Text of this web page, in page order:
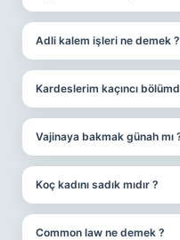
Adli kalem işleri ne demek ?
Kardeslerim kaçıncı
Vajinaya bakmak günah mı
Koç kadını sadık mıdır ?
Common law ne demek ?